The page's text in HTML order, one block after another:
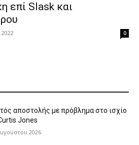
επί Slask και
0
αποστολής με πρόβλημα στο ισχίο
Jones
2026